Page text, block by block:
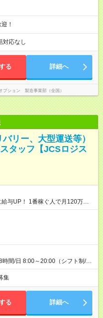
！
対応なし
る 詳細へ
プション 製造事業部（全国）
リー、大型運送等）
タッフ【JCSロジス
与UP！ 1番稼ぐ人で月120万ほ
築関係 1日150個配達×25日勤務
間/日 8:00～20:00（シフト制/実
次第では週4も有り） ※配達状況に
り ※案件により多少の前後あり
集
る 詳細へ